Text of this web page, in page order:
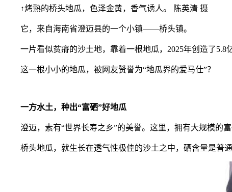
↑烤熟的桥头地瓜，色泽金黄，香气诱人。 陈英清 摄
它，来自海南省澄迈县的一个小镇——桥头镇。
一片看似贫瘠的沙土地，靠着一根地瓜，2025年创造了5.8
这一根小小的地瓜，被网友赞誉为“地瓜界的爱马仕”？
一方水土，种出“富硒”好地瓜
澄迈，素有“世界长寿之 乡”的美誉。这里，拥有大规模的
桥头地瓜，就生长在透气性极佳的沙土之中， 硒含量是普